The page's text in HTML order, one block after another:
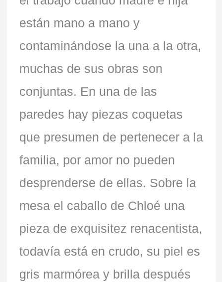
están mano a mano y
contaminándose la una a la otra,
muchas de sus obras son
conjuntas. En una de las
paredes hay piezas coquetas
que presumen de pertenecer a la
familia, por amor no pueden
desprenderse de ellas. Sobre la
mesa el caballo de Chloé una
pieza de exquisitez renacentista,
todavía está en crudo, su piel es
gris marmórea y brilla después